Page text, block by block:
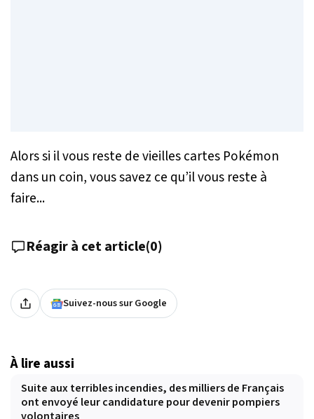
Alors si il vous reste de vieilles cartes Pokémon
dans un coin, vous savez ce qu’il vous reste à
faire...
Réagir à cet article(0)
Suivez-nous sur Google
À lire aussi
Suite aux terribles incendies, des milliers de Français
ont envoyé leur candidature pour devenir pompiers